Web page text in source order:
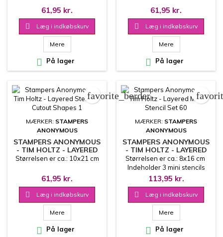
61,95 kr.
 Læg i indkøbskurv
Mere
 På lager
61,95 kr.
 Læg i indkøbskurv
Mere
 På lager
MÆRKER: STAMPERS
ANONYMOUS
STAMPERS ANONYMOUS
- TIM HOLTZ - LAYERED
STENCIL - CUTOUT
Størrelsen er ca.: 10x21 cm
61,95 kr.
 Læg i indkøbskurv
Mere
 På lager
favorite_border
MÆRKER: STAMPERS
ANONYMOUS
STAMPERS ANONYMOUS
- TIM HOLTZ - LAYERED
MINI STENCIL SET 60
Størrelsen er ca.: 8x16 cm
Indeholder 3 mini stencils
113,95 kr.
 Læg i indkøbskurv
Mere
 På lager